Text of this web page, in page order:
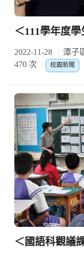
＜111學年度
2022-11-28 潭子
470 次
校園新聞
＜國語科觀議